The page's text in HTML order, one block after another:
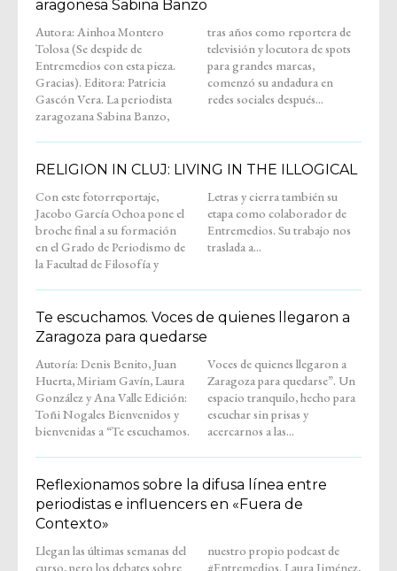
aragonesa Sabina Banzo
Autora: Ainhoa Montero
Tolosa (Se despide de
Entremedios con esta pieza.
Gracias). Editora: Patricia
Gascón Vera. La periodista
zaragozana Sabina Banzo,
tras años como reportera de
televisión y locutora de spots
para grandes marcas,
comenzó su andadura en
redes sociales después...
RELIGION IN CLUJ: LIVING IN THE ILLOGICAL
Con este fotorreportaje,
Jacobo García Ochoa pone el
broche final a su formación
en el Grado de Periodismo de
la Facultad de Filosofía y
Letras y cierra también su
etapa como colaborador de
Entremedios. Su trabajo nos
traslada a...
Te escuchamos. Voces de quienes llegaron a
Zaragoza para quedarse
Autoría: Denis Benito, Juan
Huerta, Miriam Gavín, Laura
González y Ana Valle Edición:
Toñi Nogales Bienvenidos y
bienvenidas a “Te escuchamos.
Voces de quienes llegaron a
Zaragoza para quedarse”. Un
espacio tranquilo, hecho para
escuchar sin prisas y
acercarnos a las...
Reflexionamos sobre la difusa línea entre
periodistas e influencers en «Fuera de
Contexto»
Llegan las últimas semanas del
curso, pero los debates sobre
nuestro propio podcast de
#Entremedios. Laura Jiménez,